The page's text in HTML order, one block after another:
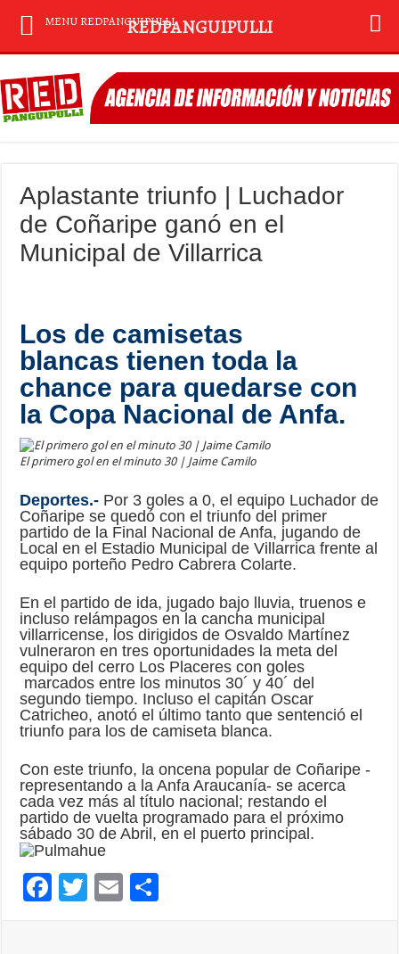
Aplastante triunfo | Luchador
de Coñaripe ganó en el
Municipal de Villarrica
Los de camisetas
blancas tienen toda la
chance para quedarse con
la Copa Nacional de Anfa.
El primero gol en el minuto 30 | Jaime Camilo
Deportes.- Por 3 goles a 0, el equipo Luchador de
Coñaripe se quedó con el triunfo del primer
partido de la Final Nacional de Anfa, jugando de
Local en el Estadio Municipal de Villarrica frente al
equipo porteño Pedro Cabrera Colarte.
En el partido de ida, jugado bajo lluvia, truenos e
incluso relámpagos en la cancha municipal
villarricense, los dirigidos de Osvaldo Martínez
vulneraron en tres oportunidades la meta del
equipo del cerro Los Placeres con goles
marcados entre los minutos 30´ y 40´ del
segundo tiempo. Incluso el capitán Oscar
Catricheo, anotó el último tanto que sentenció el
triunfo para los de camiseta blanca.
Con este triunfo, la oncena popular de Coñaripe -
representando a la Anfa Araucanía- se acerca
cada vez más al título nacional; restando el
partido de vuelta programado para el próximo
sábado 30 de Abril, en el puerto principal.
F
T
E
MENU REDPANGUIPULLIREDPANGUIPULLI